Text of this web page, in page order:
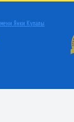
Янки Купалы